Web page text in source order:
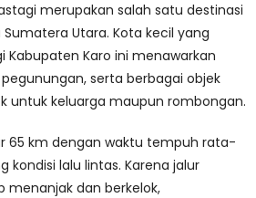
merupakan salah satu destinasi
Utara. Kota kecil yang
Kabupaten Karo ini menawarkan
serta berbagai objek
untuk keluarga maupun rombongan.
65 km dengan waktu tempuh rata-
kondisi lalu lintas. Karena jalur
menanjak dan berkelok,